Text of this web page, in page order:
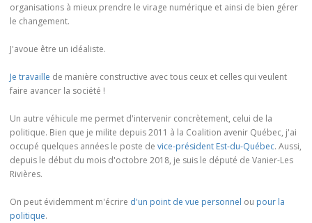
organisations à mieux prendre le virage numérique et ainsi de bien gérer
le changement.
J'avoue être un idéaliste.
Je travaille de manière constructive avec tous ceux et celles qui veulent
faire avancer la société !
Un autre véhicule me permet d'intervenir concrètement, celui de la
politique. Bien que je milite depuis 2011 à la Coalition avenir Québec, j'ai
occupé quelques années le poste de vice-président Est-du-Québec. Aussi,
depuis le début du mois d'octobre 2018, je suis le député de Vanier-Les
Rivières.
On peut évidemment m'écrire d'un point de vue personnel ou pour la
politique.